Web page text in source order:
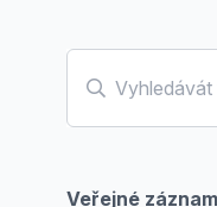
Veřejné